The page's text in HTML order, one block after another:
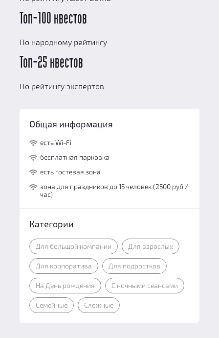
Топ-100 квестов
По народному рейтингу
Топ-25 квестов
По рейтингу экспертов
Общая информация
есть Wi-Fi
бесплатная парковка
есть гостевая зона
зона для праздников до 15 человек (2500 руб./
час)
Категории
Для большой компании Для взрослых
Для корпоратива Для подростков
На День рождения С ночными сеансами
Семейные Сложные